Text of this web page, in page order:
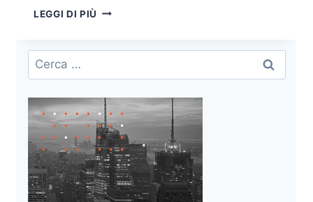
LEGGI DI PIÙ OSINT
STRUMENTI
SUPPORTO
ALLA
SICUREZZA
URBANA
Ricerca
per: